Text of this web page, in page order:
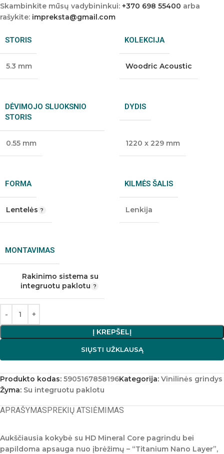
Skambinkite mūsų vadybininkui: +370 698 55400 arba
rašykite: impreksta@gmail.com
STORIS
5.3 mm
KOLEKCIJA
Woodric Acoustic
DĖVIMOJO SLUOKSNIO
STORIS
0.55 mm
DYDIS
1220 x 229 mm
FORMA
Lentelės
KILMĖS ŠALIS
Lenkija
MONTAVIMAS
Rakinimo sistema su
integruotu paklotu
Į KREPŠELĮ
SIŲSTI UŽKLAUSĄ
Produkto kodas: 5905167858196Kategorija: Vinilinės grindys
Žyma: Su integruotu paklotu
APRAŠYMASPREKIŲ ATSIĖMIMAS
Aukščiausia kokybė su HD Mineral Core pagrindu bei
papildoma apsauga nuo įbrėžimų – “Titanium Nano Layer”,